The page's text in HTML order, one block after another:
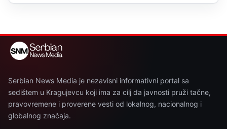
Serbian News Media je nezavisni informativni portal sa
sedištem u Kragujevcu koji ima za cilj da javnosti pruži tačne,
pravovremene i proverene vesti od lokalnog, nacionalnog i
globalnog značaja.